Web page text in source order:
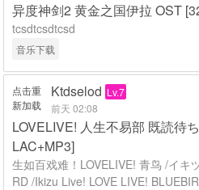
异度神剑2 黄金之国伊拉 OST
tcsdtcsdtcsd
音乐下载
点击重
新加载
Ktdselod Lv.7
前天 02:08
LOVELIVE! 人生不易部 既読待
LAC+MP3]
生如百戏难！LOVELIVE! 青鸟 /イキ
RD /Ikizu Live! LOVE LIVE!